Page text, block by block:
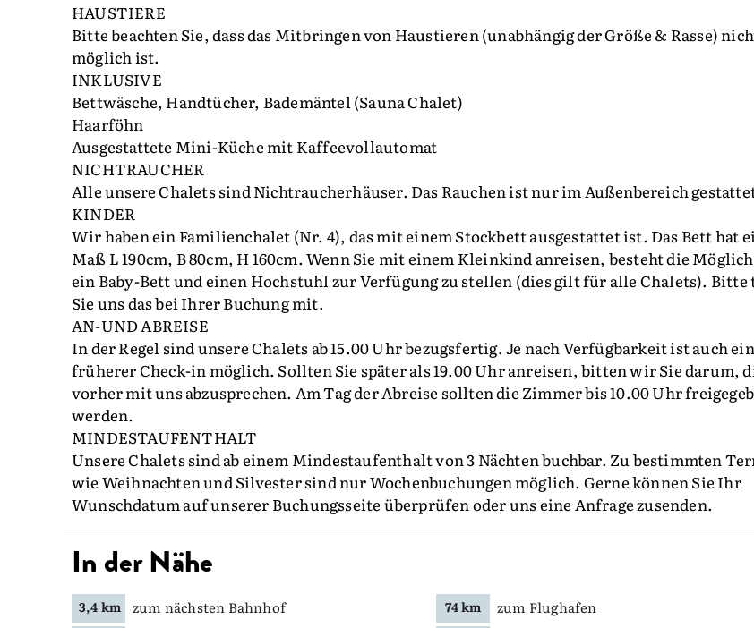
HAUSTIERE
Bitte beachten Sie, dass das Mitbringen von Haustieren (unabhängig der Größe & Rasse)
möglich ist.
INKLUSIVE
Bettwäsche, Handtücher, Bademäntel (Sauna Chalet)
Haarföhn
Ausgestattete Mini-Küche mit Kaffeevollautomat
NICHTRAUCHER
Alle unsere Chalets sind Nichtraucherhäuser. Das Rauchen ist nur im Außenbereich
KINDER
Wir haben ein Familienchalet (Nr. 4), das mit einem Stockbett ausgestattet ist. Das Bett hat
Maß L 190cm, B 80cm, H 160cm. Wenn Sie mit einem Kleinkind anreisen, besteht die
ein Baby-Bett und einen Hochstuhl zur Verfügung zu stellen (dies gilt für alle Chalets).
Sie uns das bei Ihrer Buchung mit.
AN-UND ABREISE
In der Regel sind unsere Chalets ab 15.00 Uhr bezugsfertig. Je nach Verfügbarkeit ist auch ein
früherer Check-in möglich. Sollten Sie später als 19.00 Uhr anreisen, bitten wir Sie darum,
vorher mit uns abzusprechen. Am Tag der Abreise sollten die Zimmer bis 10.00 Uhr
werden.
MINDESTAUFENTHALT
Unsere Chalets sind ab einem Mindestaufenthalt von 3 Nächten buchbar. Zu bestimmten
wie Weihnachten und Silvester sind nur Wochenbuchungen möglich. Gerne können Sie Ihr
Wunschdatum auf unserer Buchungsseite überprüfen oder uns eine Anfrage zusenden.
In der Nähe
3,4 km zum nächsten Bahnhof 74 km
zum Flughafen